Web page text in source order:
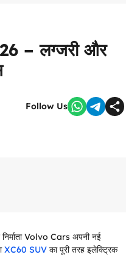
– लग्जरी और
Follow Us
निर्माता Volvo Cars अपनी नई
XC60 SUV का पूरी तरह इलेक्ट्रिक